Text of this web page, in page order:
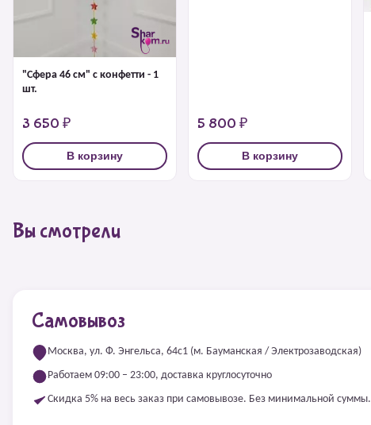
"Сфера 46 см" с конфетти - 1
шт.
3 650 ₽
В корзину
5 800 ₽
В корзину
Вы смотрели
Самовывоз
Москва, ул. Ф. Энгельса, 64с1 (м. Бауманская / Электрозаводская)
Работаем 09:00 – 23:00, доставка круглосуточно
Скидка 5% на весь заказ при самовывозе. Без минимальной суммы.